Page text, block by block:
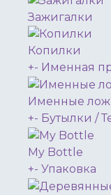
Зажигалки
Копилки
+- Именная
Именные
+- Бутылки /
My Bottle
+- Упаковка